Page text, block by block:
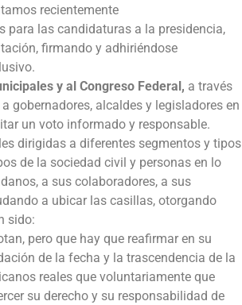
recientemente
para las candidaturas a la presidencia,
firmando y adhiriéndose
y al Congreso Federal, a través
gobernadores, alcaldes y legisladores en
un voto informado y responsable.
dirigidas a diferentes segmentos y tipos
de la sociedad civil y personas en lo
a sus colaboradores, a sus
a ubicar las casillas, otorgando
sido:
pero que hay que reafirmar en su
de la fecha y la trascendencia de la
reales que voluntariamente que
su derecho y su responsabilidad de